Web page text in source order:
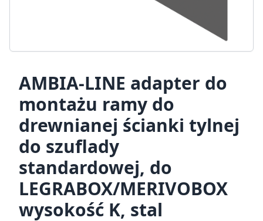
AMBIA-LINE adapter do
montażu ramy do
drewnianej ścianki tylnej
do szuflady
standardowej, do
LEGRABOX/MERIVOBOX
wysokość K, stal